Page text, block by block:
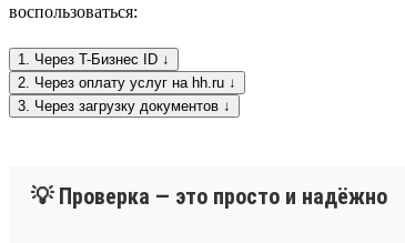
воспользоваться:
1. Через T-Бизнес ID ↓
2. Через оплату услуг на hh.ru ↓
3. Через загрузку документов ↓
💡 Проверка — это просто и надёжно